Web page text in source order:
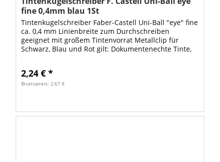
fine 0,4mm blau 1St
Tintenkugelschreiber Faber-Castell Uni-Ball "eye" fine
ca. 0,4 mm Linienbreite zum Durchschreiben
geeignet mit großem Tintenvorrat Metallclip für
Schwarz, Blau und Rot gilt: Dokumentenechte Tinte,
2,24 € *
Bruttopreis: 2,67 €